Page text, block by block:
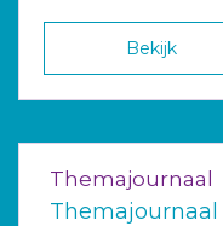
Bekijk
Themajournaal